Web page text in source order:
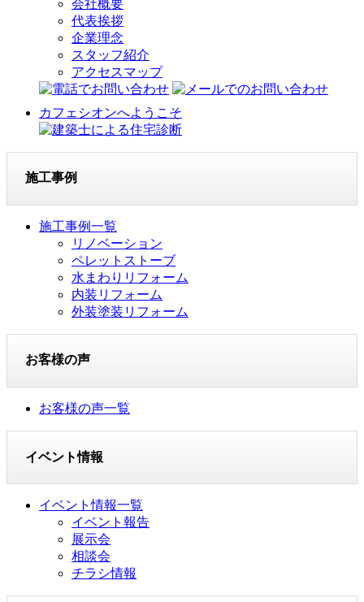
会社概要
代表挨拶
企業理念
スタッフ紹介
アクセスマップ
カフェシオンへようこそ
施工事例
施工事例一覧
リノベーション
ペレットストーブ
水まわりリフォーム
内装リフォーム
外装塗装リフォーム
お客様の声
お客様の声一覧
イベント情報
イベント情報一覧
イベント報告
展示会
相談会
チラシ情報